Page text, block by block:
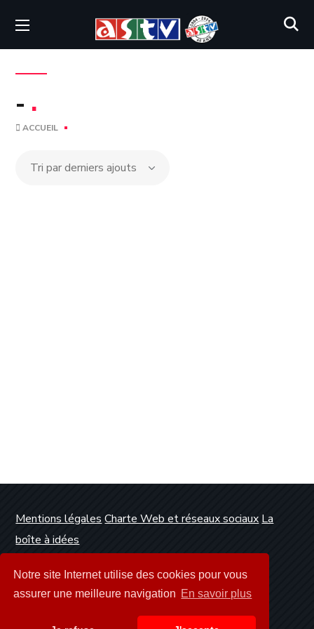
Notre site Internet utilise des cookies pour vous
assurer une meilleure navigation En savoir plus
- .
ACCUEIL
Mentions légales Charte Web et réseaux sociaux La
boîte à idées
Dunkerque